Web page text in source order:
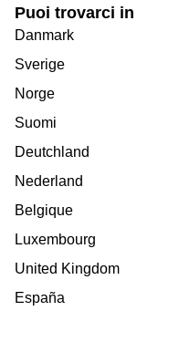
Puoi trovarci in
Danmark
Sverige
Norge
Suomi
Deutchland
Nederland
Belgique
Luxembourg
United Kingdom
España